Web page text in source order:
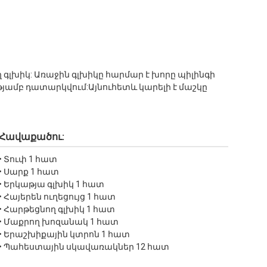
Առաջին գլխիկը հարմար է խորը պիլինգի
դատարկվում:Այնուհետև կարելի է մաշկը
Տուփ 1 հատ
Սարք 1 հատ
Երկաթյա գլխիկ 1 հատ
Հայերեն ուղեցույց 1 հատ
Հարթեցնող գլխիկ 1 հատ
Մաքրող խոզանակ 1 հատ
Երաշխիքային կտրոն 1 հատ
Պահեստային սկավառակներ 12 հատ